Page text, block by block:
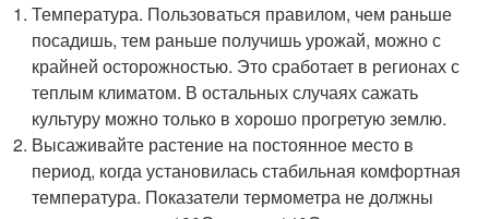
Температура. Пользоваться правилом, чем раньше
посадишь, тем раньше получишь урожай, можно с
крайней осторожностью. Это сработает в регионах с
теплым климатом. В остальных случаях сажать
культуру можно только в хорошо прогретую землю.
Высаживайте растение на постоянное место в
период, когда установилась стабильная комфортная
температура. Показатели термометра не должны